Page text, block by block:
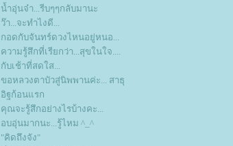
น้ำอุ่นจ๋า...รีบๆๆกลับมานะ
ว๊า...จะทำไงดี...
กอดกับจันทร์ดวงไหนอยู่หนอ...
ความรู้สึกที่เรียกว่า...สุขในใจ....
กับเช้าที่สดใส...
ขอหลวงตาบัวสู่นิพพานค่ะ... สาธุ
อิฐก้อนแรก
คุณจะรู้สึกอย่างไรบ้างคะ...
อบอุ่นมากนะ...รู้ไหม ^_^
"คิดถึงจัง"